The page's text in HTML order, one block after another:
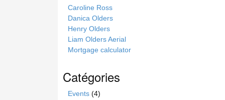
Caroline Ross
Danica Olders
Henry Olders
Liam Olders Aerial
Mortgage calculator
Catégories
Events (4)